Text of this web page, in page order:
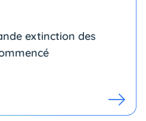
extinction des